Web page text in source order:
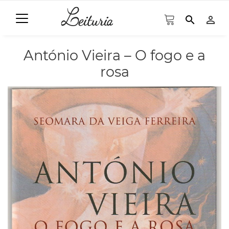
search person_outline
António Vieira – O fogo e a
rosa